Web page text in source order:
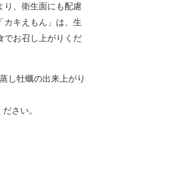
、衛生面にも配慮
カキえもん」は、生
でお召し上がりくだ
し牡蠣の出来上がり
さい。